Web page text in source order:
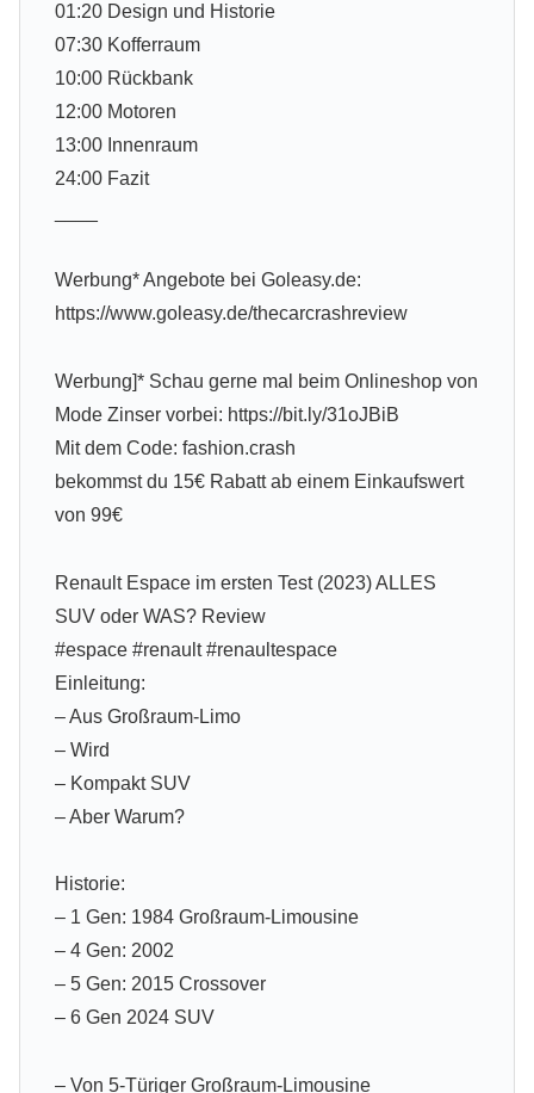
01:20 Design und Historie
07:30 Kofferraum
10:00 Rückbank
12:00 Motoren
13:00 Innenraum
24:00 Fazit
Werbung* Angebote bei Goleasy.de:
https://www.goleasy.de/thecarcrashreview
Werbung]* Schau gerne mal beim Onlineshop von
Mode Zinser vorbei: https://bit.ly/31oJBiB
Mit dem Code: fashion.crash
bekommst du 15€ Rabatt ab einem Einkaufswert
von 99€
Renault Espace im ersten Test (2023) ALLES
SUV oder WAS? Review
#espace #renault #renaultespace
Einleitung:
– Aus Großraum-Limo
– Wird
– Kompakt SUV
– Aber Warum?
Historie:
– 1 Gen: 1984 Großraum-Limousine
– 4 Gen: 2002
– 5 Gen: 2015 Crossover
– 6 Gen 2024 SUV
– Von 5-Türiger Großraum-Limousine